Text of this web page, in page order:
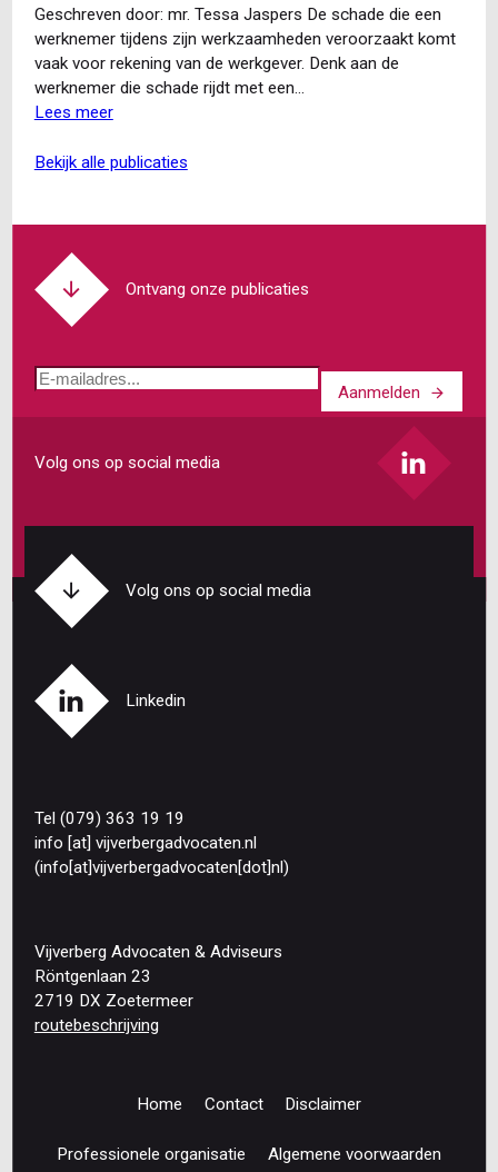
beperkingen?
Doe
behoorlijk
onderzoek!
Geschreven door: mr. Tessa Jaspers De schade die een
werknemer tijdens zijn werkzaamheden veroorzaakt komt
vaak voor rekening van de werkgever. Denk aan de
werknemer die schade rijdt met een…
Lees meerover
vorderen
(on)mogelijk?
bekijk alle publicaties
Ontvang onze publicaties
E-
Aanmelden
Volg ons op social media
Volg ons op social media
Linkedin
Tel (079) 363 19 19
info [at] vijverbergadvocaten.nl
(info[at]vijverbergadvocaten[dot]nl)
Vijverberg Advocaten & Adviseurs
Röntgenlaan 23
2719 DX Zoetermeer
routebeschrijving
Home Contact Disclaimer
Professionele organisatie Algemene voorwaarden